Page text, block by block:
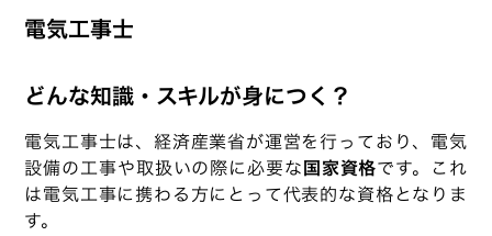
電気工事士
どんな知識・スキルが身につく？
電気工事士は、経済産業省が運営を行っており、電気
設備の工事や取扱いの際に必要な国家資格です。これ
は電気工事に携わる方にとって代表的な資格となりま
す。